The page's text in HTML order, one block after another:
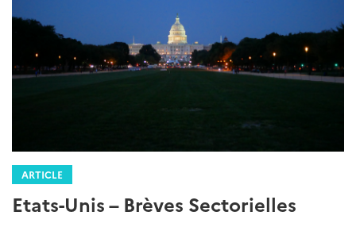
ARTICLE
Etats-Unis – Brèves Sectorielles
02 juillet 2026
hebdomadaire sur les sujets sectoriels et commerciaux
préparée par le Service Economique Régional de
Washington....
Lire la suite